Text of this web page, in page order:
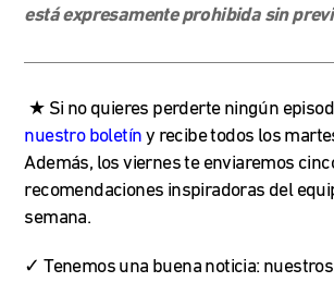
está expresamente prohibida sin
★ Si no quieres perderte ningún
nuestro boletín y recibe todos los
Además, los viernes te enviaremos
recomendaciones inspiradoras del
semana.
✓ Tenemos una buena noticia: